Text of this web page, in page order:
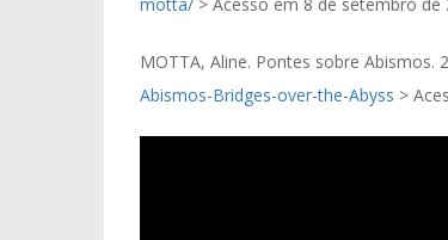
MOTTA, Aline. Pontes sobre Abismos.
Abismos-Bridges-over-the-Abyss >